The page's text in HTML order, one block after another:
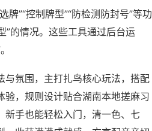
”“控制牌型”“防检测防封号”等功
”的情况。这些工具通过后台运
与氛围，主打扎鸟核心玩法，搭配
，规则设计贴合湖南本地搓麻习
新手也能轻松入门，清一色、七